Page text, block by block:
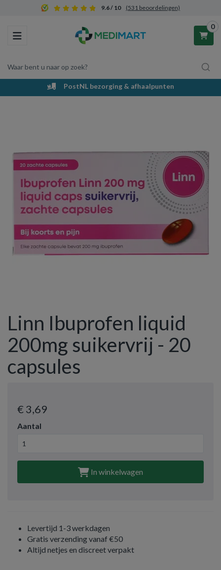
9.6 / 10 (531 beoordelingen)
Toggle navigation
Waar bent u naar op zoek?
0
Winkelwagen
Vul hem met producten.
PostNL bezorging & afhaalpunten
Linn Ibuprofen liquid
200mg suikervrij - 20
capsules
€ 3,69
Aantal
In winkelwagen
Levertijd 1-3 werkdagen
Gratis verzending vanaf €50
Altijd netjes en discreet verpakt